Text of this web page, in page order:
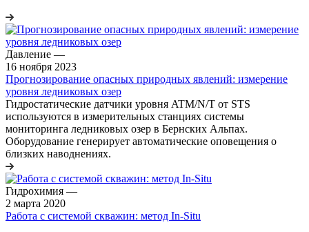
Давление —
16 ноября 2023
Прогнозирование опасных природных явлений: измерение
уровня ледниковых озер
Гидростатические датчики уровня ATM/N/T от STS
используются в измерительных станциях системы
мониторинга ледниковых озер в Бернских Альпах.
Оборудование генерирует автоматические оповещения о
близких наводнениях.
Гидрохимия —
2 марта 2020
Работа с системой скважин: метод In-Situ